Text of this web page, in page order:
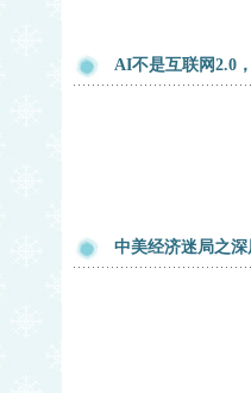
AI不是互联网2.0
中美经济迷局之